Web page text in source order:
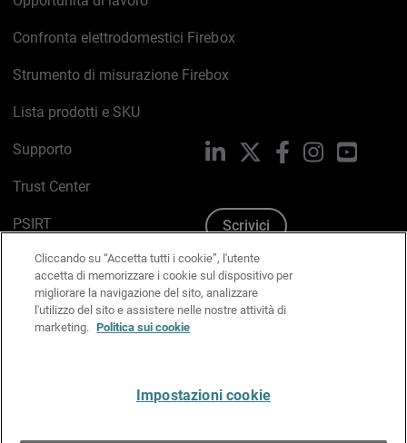
Confronta elettrodomestici Firebox
Strumento di misurazione Firebox
Lista prodotti e SKU
Supporto
Trust Center
PSIRT
Politica sui cookie
Informativa sulla privacy
Kit Media & Brand
LinkedIn FacebookInstagram
Scrivici
Cliccando su “Accetta tutti i cookie”, l'utente
accetta di memorizzare i cookie sul dispositivo per
migliorare la navigazione del sito, analizzare
l'utilizzo del sito e assistere nelle nostre attività di
marketing. Politica sui cookie
Impostazioni cookie